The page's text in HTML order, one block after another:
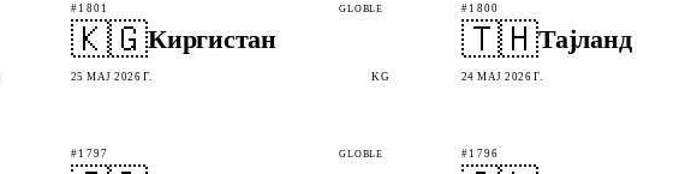
#1801 GLOBLE
🇰🇬Киргистан
25 МАЈ 2026 Г. KG
#1800
🇹🇭Тајланд
24 МАЈ 2026 Г.
#1797 GLOBLE #1796